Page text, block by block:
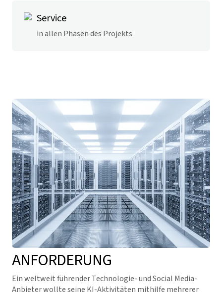
Service
in allen Phasen des Projekts
ANFORDERUNG
Ein weltweit führender Technologie- und Social Media-
Anbieter wollte seine KI-Aktivitäten mithilfe mehrerer